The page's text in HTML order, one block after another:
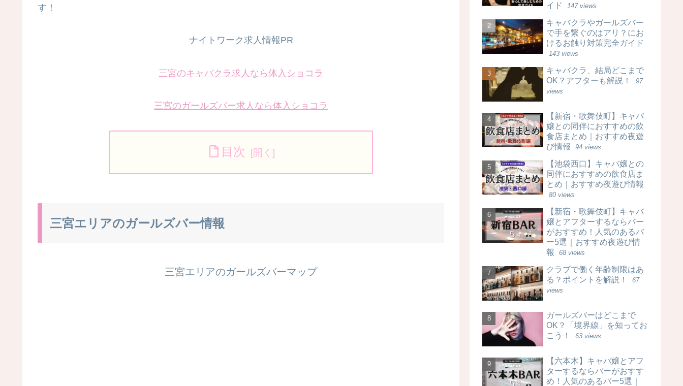
す！
ナイトワーク求人情報PR
三宮のキャバクラ求人なら体入ショコラ
三宮のガールズバー求人なら体入ショコラ
目次
三宮エリアのガールズバー情報
三宮エリアのガールズバーマップ
イド
147 views
キャバクラやガールズバー
で手を繋ぐのはアリ？にお
けるお触り対策完全ガイド
143 views
キャバクラ、結局どこまで
OK？アフターも解説！
97
views
【新宿・歌舞伎町】キャバ
嬢との同伴におすすめの飲
食店まとめ｜おすすめ夜遊
び情報
94 views
【池袋西口】キャバ嬢との
同伴におすすめの飲食店ま
とめ｜おすすめ夜遊び情報
80 views
【新宿・歌舞伎町】キャバ
嬢とアフターするならバー
がおすすめ！人気のあるバ
ー5選｜おすすめ夜遊び情
報
68 views
クラブで働く年齢制限はあ
る？ポイントを解説！
67
views
ガールズバーはどこまで
OK？「境界線」を知ってお
こう！
63 views
【六本木】キャバ嬢とアフ
ターするならバーがおすす
め！人気のあるバー5選｜